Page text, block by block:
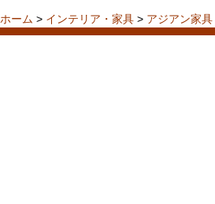
ホーム > インテリア・家具 > アジアン家具